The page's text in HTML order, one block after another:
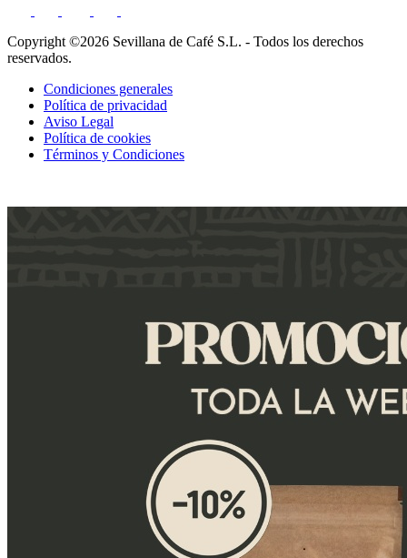
Copyright ©2026 Sevillana de Café S.L. - Todos los derechos
reservados.
Condiciones generales
Política de privacidad
Aviso Legal
Política de cookies
Términos y Condiciones